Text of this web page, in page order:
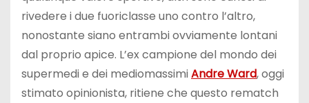
rivedere i due fuoriclasse uno contro l’altro,
nonostante siano entrambi ovviamente lontani
dal proprio apice. L’ex campione del mondo dei
supermedi e dei mediomassimiAndre Ward, oggi
stimato opinionista, ritiene che questo rematch